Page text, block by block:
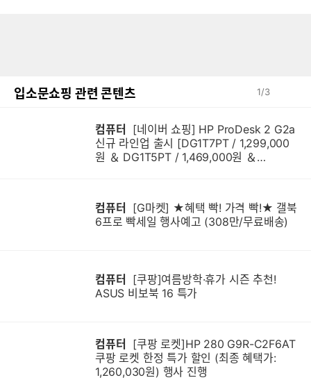
입소문쇼핑 관련 콘텐츠 1/3
컴퓨터
신규 라인업 출시 [DG1T7PT / 1,299,000
원 ＆ DG1T5PT / 1,469,000원 ＆
컴퓨터
6프로 빡세일 행사예고 (308만/무료배송)
컴퓨터
ASUS 비보북 16 특가
컴퓨터
쿠팡 로켓 한정 특가 할인 (최종 혜택가:
1,260,030원) 행사 진행